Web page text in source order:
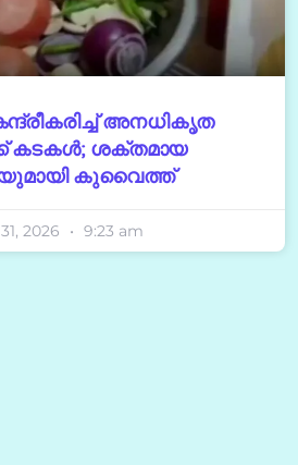
അനധികൃത
കടകൾ; ശക്തമായ
കുവൈത്ത്
2026 9:23 am